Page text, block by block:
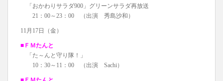
「おかわりサラダ900」グリーンサラダ再放送
21：00～23：00 （出演 秀島沙和）
11月17日（金）
■ＦＭたんと
「た～んと守り隊！」
10：30～11：00 （出演 Sachi）